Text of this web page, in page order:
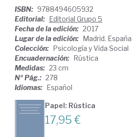
ISBN: 9788494605932
Editorial: Editorial Grupo 5
Fecha de la edición: 2017
Lugar de la edición: Madrid. España
Colección: Psicología y Vida Social
Encuadernación: Rústica
Medidas: 23 cm
Nº Pág.: 278
Idiomas: Español
Papel: Rústica
17,95 €